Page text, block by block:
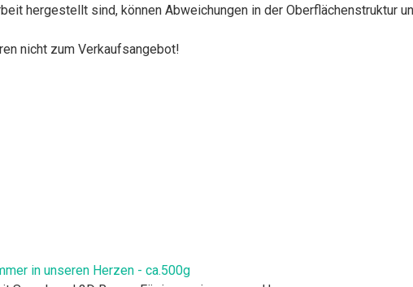
hergestellt sind, können Abweichungen in der Oberflächenstruktur
nicht zum Verkaufsangebot!
in unseren Herzen - ca.500g